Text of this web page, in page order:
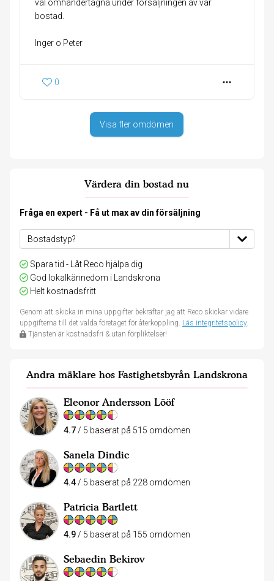
väl omhändertagna under försäljningen av vår
bostad.
Inger o Peter
0
Visa fler omdömen
Värdera din bostad nu
Fråga en expert - Få ut max av din försäljning
Spara tid - Låt Reco hjälpa dig
God lokalkännedom i Landskrona
Helt kostnadsfritt
Genom att skicka in mina uppgifter bekräftar jag att Reco skickar vidare
uppgifterna till det valda företaget för återkoppling. Läs integritetspolicy.
Tjänsten är kostnadsfri & utan förpliktelser!
Andra mäklare hos Fastighetsbyrån Landskrona
Eleonor Andersson Lööf
4.7 / 5 baserat på 515 omdömen
Sanela Dindic
4.4 / 5 baserat på 228 omdömen
Patricia Bartlett
4.9/ 5 baserat på 155 omdömen
Sebaedin Bekirov